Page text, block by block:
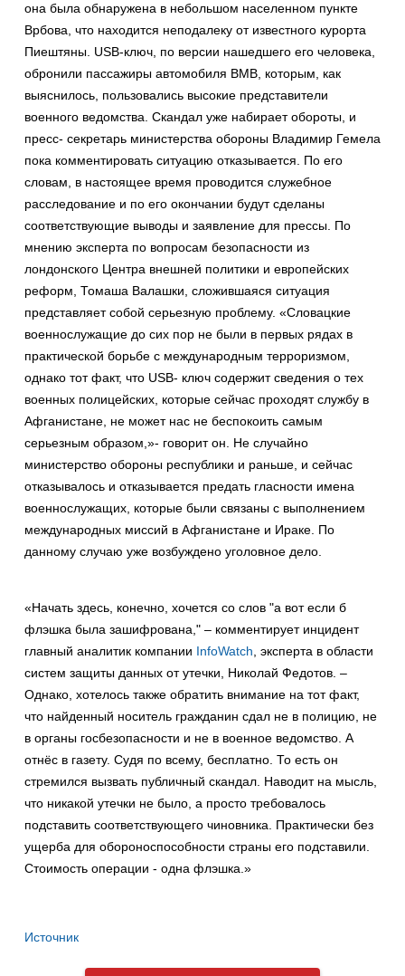
она была обнаружена в небольшом населенном пункте
Врбова, что находится неподалеку от известного курорта
Пиештяны. USB-ключ, по версии нашедшего его человека,
обронили пассажиры автомобиля ВМВ, которым, как
выяснилось, пользовались высокие представители
военного ведомства. Скандал уже набирает обороты, и
пресс- секретарь министерства обороны Владимир Гемела
пока комментировать ситуацию отказывается. По его
словам, в настоящее время проводится служебное
расследование и по его окончании будут сделаны
соответствующие выводы и заявление для прессы. По
мнению эксперта по вопросам безопасности из
лондонского Центра внешней политики и европейских
реформ, Томаша Валашки, сложившаяся ситуация
представляет собой серьезную проблему. «Словацкие
военнослужащие до сих пор не были в первых рядах в
практической борьбе с международным терроризмом,
однако тот факт, что USB- ключ содержит сведения о тех
военных полицейских, которые сейчас проходят службу в
Афганистане, не может нас не беспокоить самым
серьезным образом,»- говорит он. Не случайно
министерство обороны республики и раньше, и сейчас
отказывалось и отказывается предать гласности имена
военнослужащих, которые были связаны с выполнением
международных миссий в Афганистане и Ираке. По
данному случаю уже возбуждено уголовное дело.
«Начать здесь, конечно, хочется со слов "а вот если б
флэшка была зашифрована," – комментирует инцидент
главный аналитик компании InfoWatch, эксперта в области
систем защиты данных от утечки, Николай Федотов. –
Однако, хотелось также обратить внимание на тот факт,
что найденный носитель гражданин сдал не в полицию, не
в органы госбезопасности и не в военное ведомство. А
отнёс в газету. Судя по всему, бесплатно. То есть он
стремился вызвать публичный скандал. Наводит на мысль,
что никакой утечки не было, а просто требовалось
подставить соответствующего чиновника. Практически без
ущерба для обороноспособности страны его подставили.
Стоимость операции - одна флэшка.»
Источник